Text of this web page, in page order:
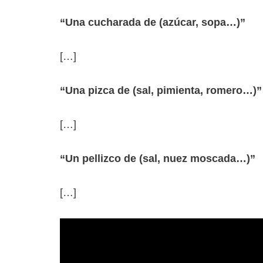
“Una cucharada de (azúcar, sopa…)”
[…]
“Una pizca de (sal, pimienta,
[…]
“Un pellizco de (sal, nuez moscada…)”
[…]